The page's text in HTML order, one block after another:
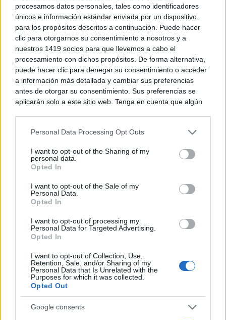
procesamos datos personales, tales como identificadores
únicos e información estándar enviada por un dispositivo,
para los propósitos descritos a continuación. Puede hacer
clic para otorgarnos su consentimiento a nosotros y a
nuestros 1419 socios para que llevemos a cabo el
procesamiento con dichos propósitos. De forma alternativa,
puede hacer clic para denegar su consentimiento o acceder
a información más detallada y cambiar sus preferencias
antes de otorgar su consentimiento. Sus preferencias se
aplicarán solo a este sitio web. Tenga en cuenta que algún
rechazar tal procesamiento. Puede cambiar sus preferencias
a este sitio y haciendo clic en el botón "Privacidad" en la
parte inferior de la página web.
Please note that this website/app uses one or more Google
services and may gather and store information including but
not limited to your visit or usage behaviour. You may click to
use your data for below specified purposes in below Google
consent section.
Personal Data Processing Opt Outs
I want to opt-out of the Sharing of my
personal data.
Opted In
I want to opt-out of the Sale of my
Personal Data.
Opted In
I want to opt-out of processing my
Personal Data for Targeted Advertising.
Opted In
I want to opt-out of Collection, Use,
Retention, Sale, and/or Sharing of my
Personal Data that Is Unrelated with the
Purposes for which it was collected.
Opted Out
Google consents
FERIA Y FIESTAS DE
TOMELLOSO 2025
Tomelloso muy esperadas
25/08/2025
FERIA Y FIESTAS DE
TOMELLOSO 2025
Arranca la Feria de Tomelloso
2025 con el pregón de Ana
Samboal y la LIX Fiesta de la
Vendimia
25/08/2025
FERIA Y FIESTAS DE
TOMELLOSO 2025
de tenis playa de la Feria de
Tomelloso 2025
24/08/2025
2 3 4
Últimas noticias
La Terraza Ayer y Hoy sortea
diez entradas para vivir 40 años
de fiesta en una sola noche
06/08/2026